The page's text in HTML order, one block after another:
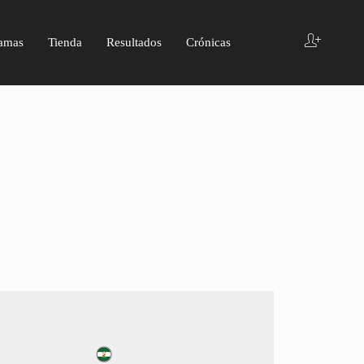
Tienda Resultados Crónicas